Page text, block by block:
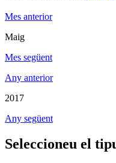
Mes anterior
Maig
Mes següent
Any anterior
2017
Any següent
Seleccioneu el